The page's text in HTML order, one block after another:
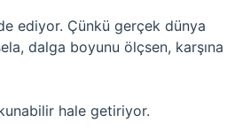
ediyor. Çünkü gerçek dünya
dalga boyunu ölçsen, karşına
hale getiriyor.